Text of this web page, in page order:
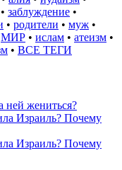
• заблуждение •
• родители • муж •
МИР • ислам • атеизм •
• ВСЕ ТЕГИ
ней жениться?
Израиль? Почему
Израиль? Почему